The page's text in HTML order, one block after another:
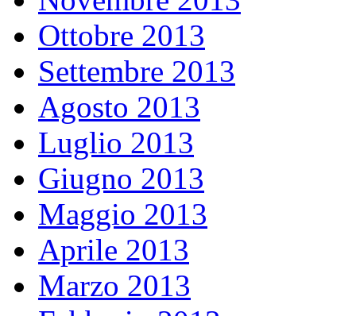
Ottobre 2013
Settembre 2013
Agosto 2013
Luglio 2013
Giugno 2013
Maggio 2013
Aprile 2013
Marzo 2013